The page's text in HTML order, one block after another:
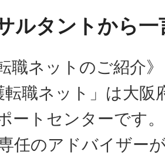
ルタントから一
職ネットのご紹介》
転職ネット」は大阪
ートセンターです
任のアドバイザー